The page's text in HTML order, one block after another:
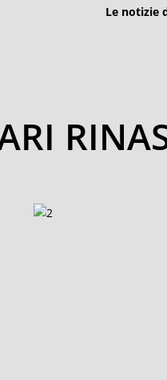
Le notizie